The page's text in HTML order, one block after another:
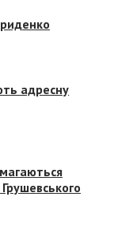
адресну